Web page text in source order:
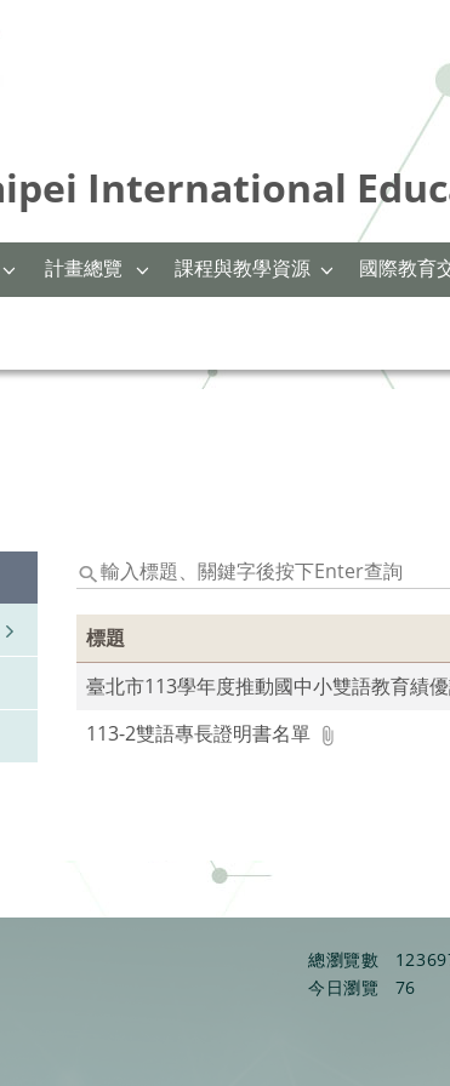
International
計畫總覽 課程與教學資源 國際教育
輸
入
標
題、
關
鍵
字
標題
臺北市113學年度推動國中小雙語教育績
113-2雙語專長證明書名單
總瀏覽數
今日瀏覽
76